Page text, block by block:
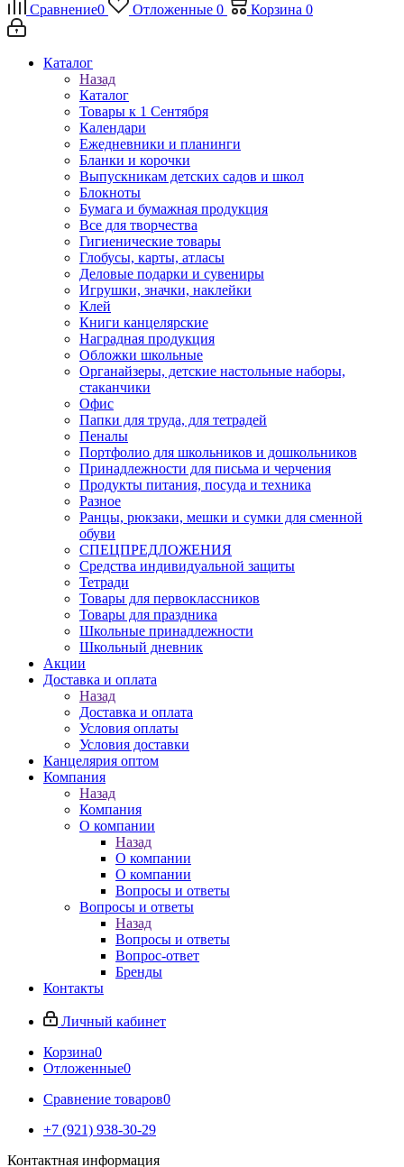
Сравнение0 Отложенные 0 Корзина 0
Каталог
Назад
Каталог
Товары к 1 Сентября
Календари
Ежедневники и планинги
Бланки и корочки
Выпускникам детских садов и школ
Блокноты
Бумага и бумажная продукция
Все для творчества
Гигиенические товары
Глобусы, карты, атласы
Деловые подарки и сувениры
Игрушки, значки, наклейки
Клей
Книги канцелярские
Наградная продукция
Обложки школьные
Органайзеры, детские настольные наборы,
стаканчики
Офис
Папки для труда, для тетрадей
Пеналы
Портфолио для школьников и дошкольников
Принадлежности для письма и черчения
Продукты питания, посуда и техника
Разное
Ранцы, рюкзаки, мешки и сумки для сменной
обуви
СПЕЦПРЕДЛОЖЕНИЯ
Средства индивидуальной защиты
Тетради
Товары для первоклассников
Товары для праздника
Школьные принадлежности
Школьный дневник
Акции
Доставка и оплата
Назад
Доставка и оплата
Условия оплаты
Условия доставки
Канцелярия оптом
Компания
Назад
Компания
О компании
Назад
О компании
О компании
Вопросы и ответы
Вопросы и ответы
Назад
Вопросы и ответы
Вопрос-ответ
Бренды
Контакты
Личный кабинет
Корзина0
Отложенные0
Сравнение товаров0
+7 (921) 938-30-29
Контактная информация